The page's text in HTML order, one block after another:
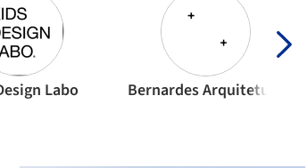
Labo Bernardes Arquitetura